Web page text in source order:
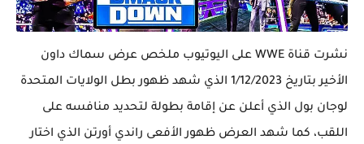
نشرت قناة WWE على اليوتيوب ملخص عرض سماك داون
الأخير بتاريخ 1/12/2023 الذي شهد ظهور بطل الولايات المتحدة
لوجان بول الذي أعلن عن إقامة بطولة لتحديد منافسه على
اللقب، كما شهد العرض ظهور الأفعى راندي أورتن الذي اختار